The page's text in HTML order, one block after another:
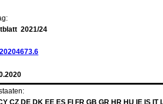
2021/24
20204673.6
CZ DE DK EE ES FI FR GB GR HR HU IE IS IT